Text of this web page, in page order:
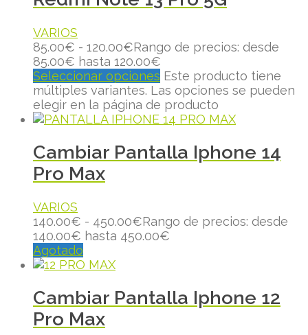
VARIOS
85.00€ - 120.00€Rango de precios: desde
85.00€ hasta 120.00€
Seleccionar opciones Este producto tiene
múltiples variantes. Las opciones se pueden
elegir en la página de producto
Cambiar Pantalla Iphone 14
Pro Max
VARIOS
140.00€ - 450.00€Rango de precios: desde
140.00€ hasta 450.00€
Agotado
Cambiar Pantalla Iphone 12
Pro Max